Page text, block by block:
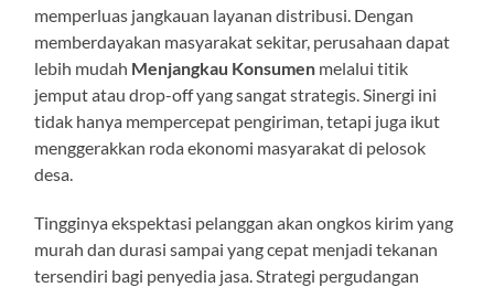
memperluas jangkauan layanan distribusi. Dengan
memberdayakan masyarakat sekitar, perusahaan dapat
lebih mudah Menjangkau Konsumen melalui titik
jemput atau drop-off yang sangat strategis. Sinergi ini
tidak hanya mempercepat pengiriman, tetapi juga ikut
menggerakkan roda ekonomi masyarakat di pelosok
desa.
Tingginya ekspektasi pelanggan akan ongkos kirim yang
murah dan durasi sampai yang cepat menjadi tekanan
tersendiri bagi penyedia jasa. Strategi pergudangan